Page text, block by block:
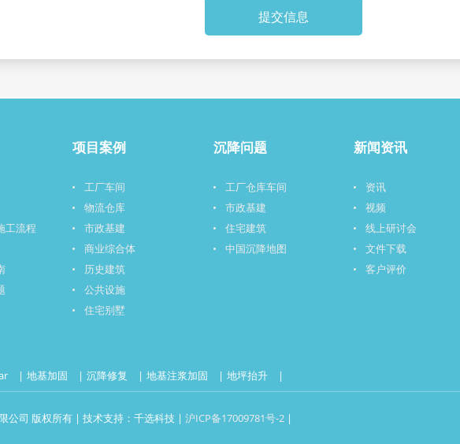
提交信息
工流程
项目案例
工厂车间
物流仓库
市政基建
商业综合体
历史建筑
公共设施
住宅别墅
沉降问题
工厂仓库车间
市政基建
住宅建筑
中国沉降地图
新闻资讯
资讯
视频
线上研讨会
文件下载
客户评价
地基加固 沉降修复 地基注浆加固 地坪抬升
公司 版权所有 | 技术支持：千选科技 | 沪ICP备17009781号-2 |